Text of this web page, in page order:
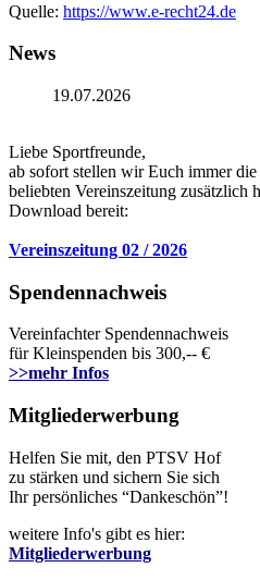
Quelle: https://www.e-recht24.de
News
19.07.2026
Liebe Sportfreunde,
ab sofort stellen wir Euch immer
beliebten Vereinszeitung zusätzlich
Download bereit:
Vereinszeitung 02 / 2026
Spendennachweis
Vereinfachter Spendennachweis
für Kleinspenden bis 300,-- €
>>mehr Infos
Mitgliederwerbung
Helfen Sie mit, den PTSV Hof
zu stärken und sichern Sie sich
Ihr persönliches “Dankeschön”!
weitere Info's gibt es hier:
Mitgliederwerbung